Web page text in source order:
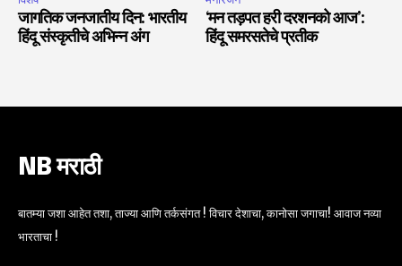
जागतिक जनजातीय दिन: भारतीय
हिंदू संस्कृतीचे अभिन्न अंग
‘मन तड़पत हरी दरशनको आज’:
हिंदू समरसतेचे प्रतीक
NB मराठी
बातम्या जशा आहेत तशा, ताज्या आणि तर्कसंगत ! विचार देशाचा, कानोसा जगाचा! आवाज नव्या
भारताचा !